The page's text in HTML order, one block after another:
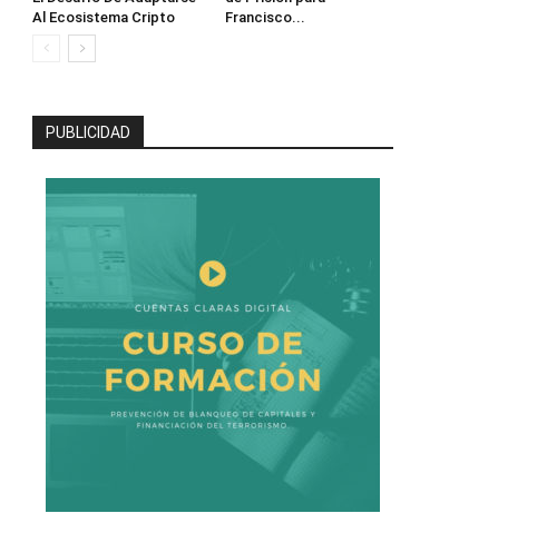
Al Ecosistema Cripto
Francisco...
PUBLICIDAD